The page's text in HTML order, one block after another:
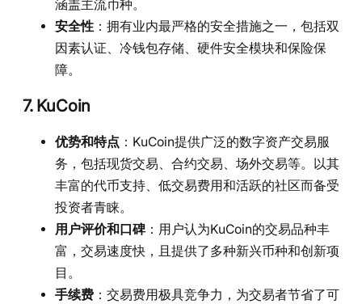
涵盖主流币种。
安全性 ：拥有业内最严格的安全措施之一，包括双
因素认证、冷钱包存储、硬件安全模块和保险保
障。
7. KuCoin
优势和特点 ：KuCoin提供广泛的数字资产交易服
务，包括现货交易、合约交易、场外交易等。以其
丰富的代币支持、低交易费用和活跃的社区而备受
投资者青睐。
用户评价和口碑：用户认为KuCoin的交易品种丰
富，交易速度快，且提供了多种新兴币种和创新项
目。
手续费 ：交易费用极具竞争力，为交易者节省了可